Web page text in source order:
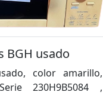
BGH usado
color amarillo,
230H9B5084 ,